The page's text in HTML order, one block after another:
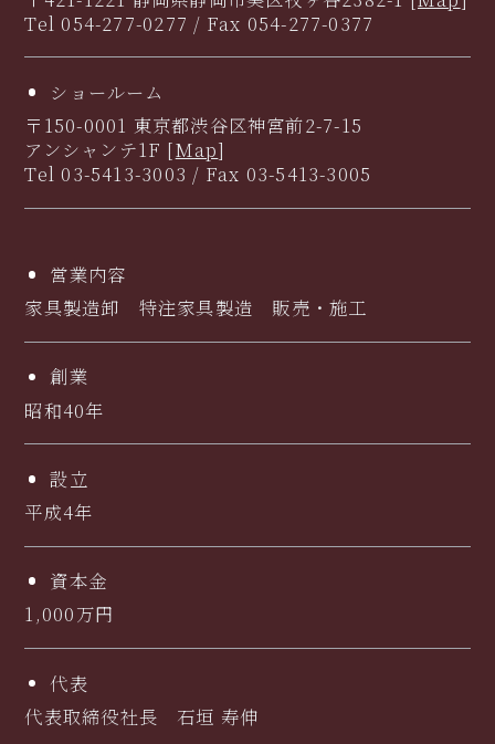
Tel 054-277-0277 / Fax 054-277-0377
ショールーム
〒150-0001 東京都渋谷区神宮前2-7-15
アンシャンテ1F [Map]
Tel 03-5413-3003 / Fax 03-5413-3005
営業内容
家具製造卸 特注家具製造 販売・施工
創業
昭和40年
設立
平成4年
資本金
1,000万円
代表
代表取締役社長 石垣 寿伸